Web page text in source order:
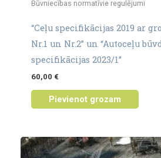
Būvniecības normatīvie regulējumi
“Ceļu specifikācijas 2019 ar
Nr.1 un Nr.2” un “Autoceļu
specifikācijas 2023/1”
60,00 €
Pievienot grozam